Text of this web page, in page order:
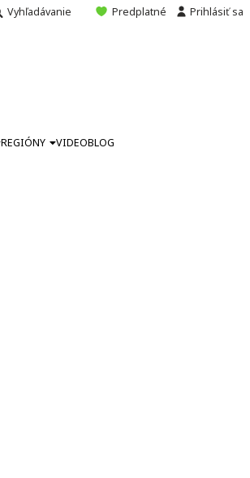
Vyhľadávanie Predplatné Prihlásiť sa
REGIÓNY VIDEOBLOG